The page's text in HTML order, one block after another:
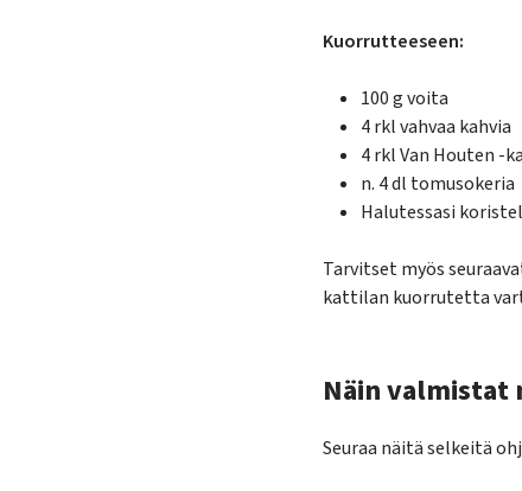
Kuorrutteeseen:
100 g voita
4 rkl vahvaa kahvia
4 rkl Van Houten -
n. 4 dl tomusokeria
Halutessasi
Tarvitset myös
kattilan kuorrutetta
Näin valmistat
Seuraa näitä selkeitä